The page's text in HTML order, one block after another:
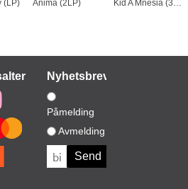
(LP)
Anima (2LP)
Radiohead
Nyhetsbrev
Påmelding
Avmelding